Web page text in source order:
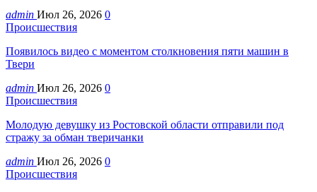
admin Июл 26, 2026 0
Происшествия
Появилось видео с моментом столкновения пяти машин в
Твери
admin Июл 26, 2026 0
Происшествия
Молодую девушку из Ростовской области отправили под
стражу за обман тверичанки
admin Июл 26, 2026 0
Происшествия